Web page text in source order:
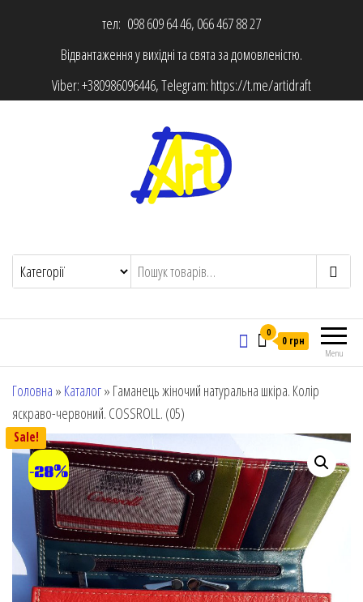
тел: 098 609 64 46, 066 467 88 27
Відвантаження у вихідні та свята за домовленістю.
Viber:+380986096446, Telegram: https://t.me/artidraft
Menu
0
0 грн
Головна » Каталог» Гаманець жіночий натуральна шкіра. Колір
яскраво-червоний. COSSROLL. (05)
Sale!
-28%